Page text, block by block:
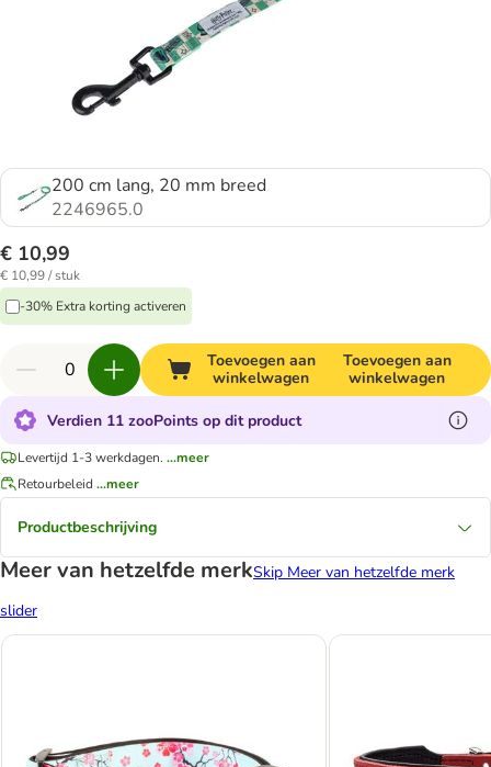
200 cm lang, 20 mm breed
2246965.0
€ 10,99
€ 10,99 / stuk
-30% Extra korting activeren
Toevoegen aan
winkelwagen
Toevoegen aan
winkelwagen
Verdien 11 zooPoints op dit product
Levertijd 1-3 werkdagen. ...meer
Retourbeleid ...meer
Productbeschrijving
Meer van hetzelfde merkSkip Meer van hetzelfde merk
slider